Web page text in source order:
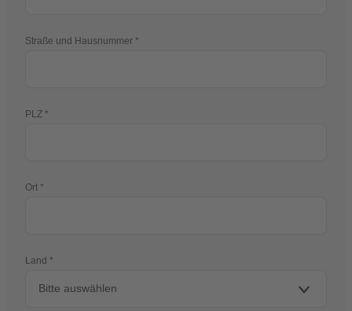
Straße und Hausnummer
PLZ
Ort
Land